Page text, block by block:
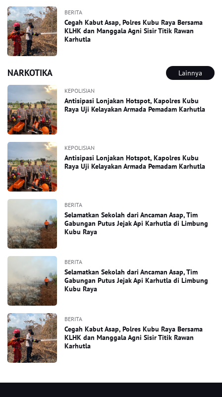
BERITA
Cegah Kabut Asap, Polres Kubu Raya Bersama
KLHK dan Manggala Agni Sisir Titik Rawan
Karhutla
NARKOTIKA Lainnya
KEPOLISIAN
Antisipasi Lonjakan Hotspot, Kapolres Kubu
Raya Uji Kelayakan Armada Pemadam Karhutla
KEPOLISIAN
Antisipasi Lonjakan Hotspot, Kapolres Kubu
Raya Uji Kelayakan Armada Pemadam Karhutla
BERITA
Selamatkan Sekolah dari Ancaman Asap, Tim
Gabungan Putus Jejak Api Karhutla di Limbung
Kubu Raya
BERITA
Selamatkan Sekolah dari Ancaman Asap, Tim
Gabungan Putus Jejak Api Karhutla di Limbung
Kubu Raya
BERITA
Cegah Kabut Asap, Polres Kubu Raya Bersama
KLHK dan Manggala Agni Sisir Titik Rawan
Karhutla